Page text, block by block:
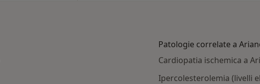
Patologie correlate a
Cardiopatia ischemica a
Ipercolesterolemia (livelli